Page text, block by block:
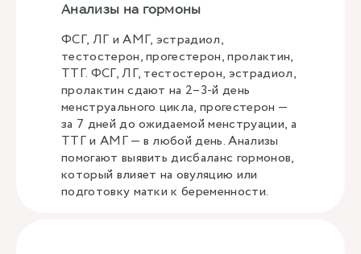
Анализы на гормоны
ФСГ, ЛГ и АМГ, эстрадиол,
тестостерон, прогестерон, пролактин,
ТТГ. ФСГ, ЛГ, тестостерон, эстрадиол,
пролактин сдают на 2–3-й день
менструального цикла, прогестерон —
за 7 дней до ожидаемой менструации, а
ТТГ и АМГ — в любой день. Анализы
помогают выявить дисбаланс гормонов,
который влияет на овуляцию или
подготовку матки к беременности.